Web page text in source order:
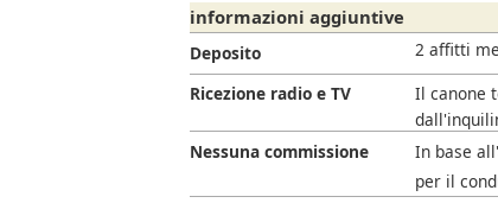
informazioni aggiuntive
Deposito
2 affitti
Ricezione radio e TV
Il canone
Nessuna commissione
In base
per il